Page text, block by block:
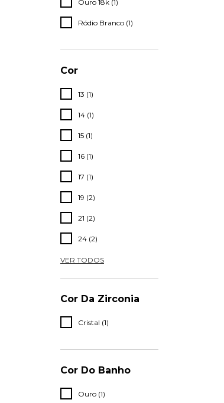
Ouro 18k (1)
Ródio Branco (1)
Cor
13 (1)
14 (1)
15 (1)
16 (1)
17 (1)
19 (2)
21 (2)
24 (2)
VER TODOS
Cor Da Zirconia
Cristal (1)
Cor Do Banho
Ouro (1)